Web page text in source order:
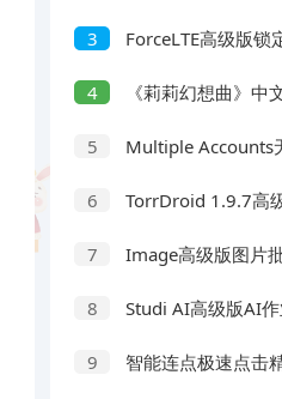
瓜操作
3
ForceLTE高级版锁
切
4 《莉莉幻想曲》中
5 Multiple Accounts
6
TorrDroid 1.9.7高
7
Image高级版图片
8 Studi AI高级版AI
9
智能连点极速点击